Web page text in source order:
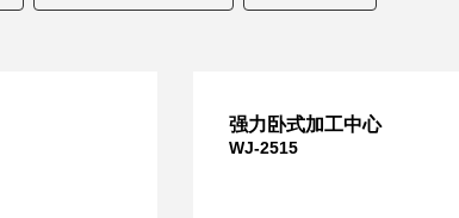
强力卧式加工中心
WJ-2515